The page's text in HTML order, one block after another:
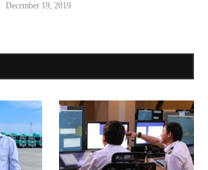
December 19, 2019